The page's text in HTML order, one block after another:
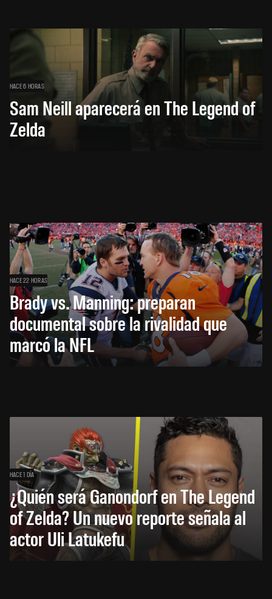
HACE 6 HORAS
Sam Neill aparecerá en The Legend of
Zelda
HACE 22 HORAS
Brady vs. Manning: preparan
documental sobre la rivalidad que
marcó la NFL
HACE 1 DÍA
¿Quién será Ganondorf en The Legend
of Zelda? Un nuevo reporte señala al
actor Uli Latukefu